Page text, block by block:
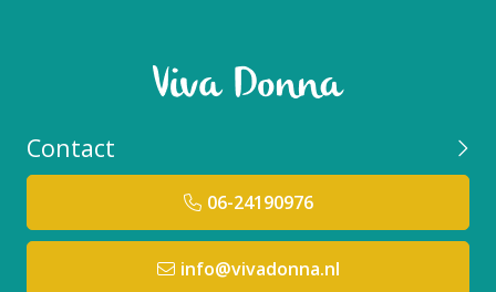
Contact
06-24190976
info@vivadonna.nl